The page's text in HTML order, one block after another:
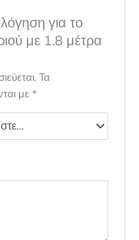
για το
με 1.8 μέτρα
Τα
με*